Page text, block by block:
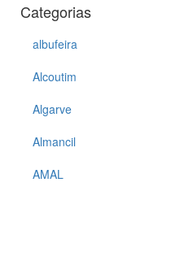
Categorias
albufeira
Alcoutim
Algarve
Almancil
AMAL